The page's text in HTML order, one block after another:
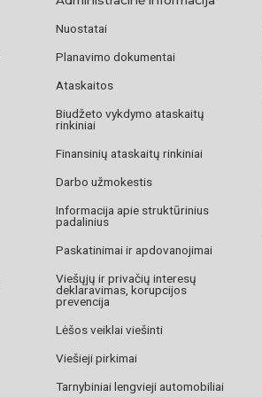
Nuostatai
Planavimo dokumentai
Ataskaitos
Biudžeto vykdymo ataskaitų
rinkiniai
Finansinių ataskaitų rinkiniai
Darbo užmokestis
Informacija apie struktūrinius
padalinius
Paskatinimai ir apdovanojimai
Viešųjų ir privačių interesų
deklaravimas, korupcijos
prevencija
Lėšos veiklai viešinti
Viešieji pirkimai
Tarnybiniai lengvieji automobiliai